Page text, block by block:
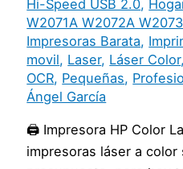
Hi-Speed USB 2.0,
W2071A W2072A
Impresoras Barata,
movil, Laser, Láser Color,
OCR, Pequeñas,
Ángel García
🖨️ Impresora HP Color
impresoras láser a